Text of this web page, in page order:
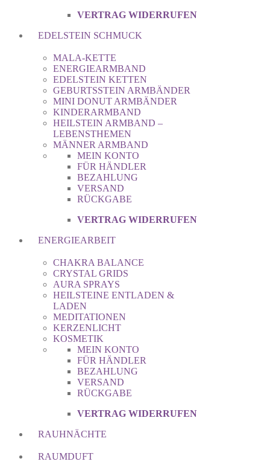
VERTRAG WIDERRUFEN
EDELSTEIN SCHMUCK
MALA-KETTE
ENERGIEARMBAND
EDELSTEIN KETTEN
GEBURTSSTEIN ARMBÄNDER
MINI DONUT ARMBÄNDER
KINDERARMBAND
HEILSTEIN ARMBAND –
LEBENSTHEMEN
MÄNNER ARMBAND
MEIN KONTO
FÜR HÄNDLER
BEZAHLUNG
VERSAND
RÜCKGABE
VERTRAG WIDERRUFEN
ENERGIEARBEIT
CHAKRA BALANCE
CRYSTAL GRIDS
AURA SPRAYS
HEILSTEINE ENTLADEN &
LADEN
MEDITATIONEN
KERZENLICHT
KOSMETIK
MEIN KONTO
FÜR HÄNDLER
BEZAHLUNG
VERSAND
RÜCKGABE
VERTRAG WIDERRUFEN
RAUHNÄCHTE
RAUMDUFT